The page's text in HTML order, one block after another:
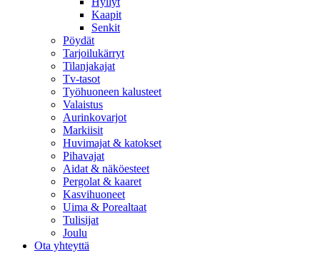
Kaapit
Senkit
Pöydät
Tarjoilukärryt
Tilanjakajat
Tv-tasot
Työhuoneen kalusteet
Valaistus
Aurinkovarjot
Markiisit
Huvimajat & katokset
Pihavajat
Aidat & näköesteet
Pergolat & kaaret
Kasvihuoneet
Uima & Porealtaat
Tulisijat
Joulu
Ota yhteyttä